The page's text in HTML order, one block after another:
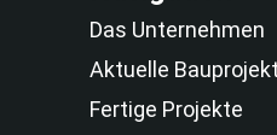
Das Unternehmen
Aktuelle
Fertige Projekte